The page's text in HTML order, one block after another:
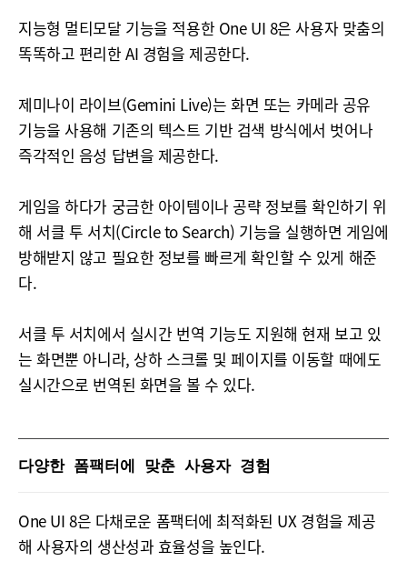
지능형 멀티모달 기능을 적용한 One UI 8은 사용자 맞춤의
똑똑하고 편리한 AI 경험을 제공한다.
제미나이 라이브(Gemini Live)는 화면 또는 카메라 공유
기능을 사용해 기존의 텍스트 기반 검색 방식에서 벗어나
즉각적인 음성 답변을 제공한다.
게임을 하다가 궁금한 아이템이나 공략 정보를 확인하기 위
해 서클 투 서치(Circle to Search) 기능을 실행하면 게임에
방해받지 않고 필요한 정보를 빠르게 확인할 수 있게 해준
다.
서클 투 서치에서 실시간 번역 기능도 지원해 현재 보고 있
는 화면뿐 아니라, 상하 스크롤 및 페이지를 이동할 때에도
실시간으로 번역된 화면을 볼 수 있다.
다양한 폼팩터에 맞춘 사용자 경험
One UI 8은 다채로운 폼팩터에 최적화된 UX 경험을 제공
해 사용자의 생산성과 효율성을 높인다.